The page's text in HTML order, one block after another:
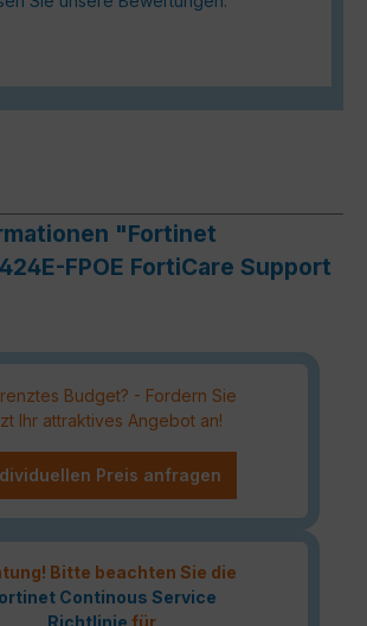
"Fortinet
FPOE FortiCare Support
Budget? - Fordern Sie
Ihr attraktives Angebot an!
Preis anfragen
Bitte beachten Sie die
Continous Service